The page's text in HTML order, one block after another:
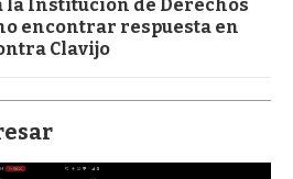
la Institución de Derechos
encontrar respuesta en
Clavijo